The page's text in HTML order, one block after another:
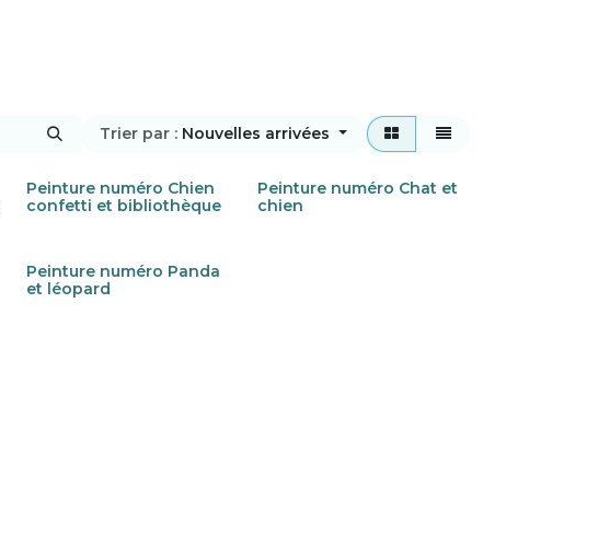
Trier par : Nouvelles arrivées
Peinture numéro Chien
confetti et bibliothèque
Peinture numéro Chat et
chien
Peinture numéro Panda
et léopard